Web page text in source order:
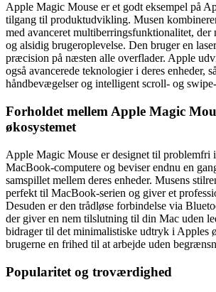
Apple Magic Mouse er et godt eksempel på
tilgang til produktudvikling. Musen
med avanceret multiberringsfunktionalitet,
og alsidig brugeroplevelse. Den bruger en
præcision på næsten alle overflader. Apple
også avancerede teknologier i deres enheder,
håndbevægelser og intelligent scroll- og
Forholdet mellem Apple Magic
økosystemet
Apple Magic Mouse er designet til problemfri
MacBook-computere og beviser endnu en
samspillet mellem deres enheder. Musens
perfekt til MacBook-serien og giver et
Desuden er den trådløse forbindelse via
der giver en nem tilslutning til din Mac uden
bidrager til det minimalistiske udtryk i Apples
brugerne en frihed til at arbejde uden
Popularitet og troværdighed